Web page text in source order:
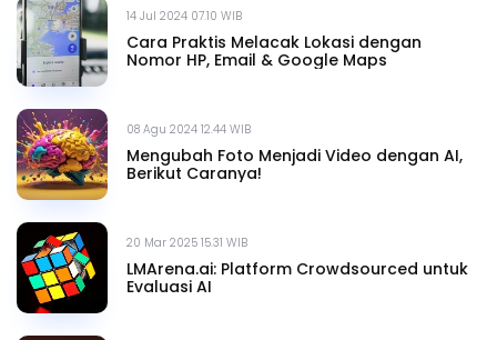
14 Jul 2024 07.10 WIB
Cara Praktis Melacak Lokasi dengan
Nomor HP, Email & Google Maps
08 Agu 2024 12.44 WIB
Mengubah Foto Menjadi Video dengan AI,
Berikut Caranya!
20 Mar 2025 15.31 WIB
LMArena.ai: Platform Crowdsourced untuk
Evaluasi AI